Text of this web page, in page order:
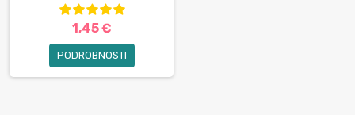
1,45 €
PODROBNOSTI